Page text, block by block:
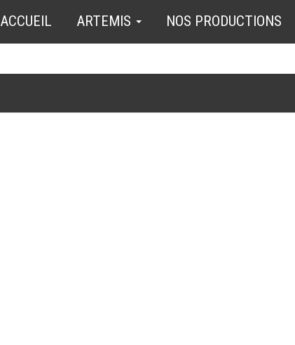
ACCUEIL ARTEMIS NOS PRODUCTIONS